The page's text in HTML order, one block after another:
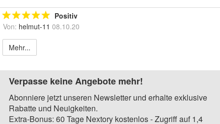
Positiv
Von: helmut-11 08.10.20
Mehr...
Verpasse keine Angebote mehr!
Abonniere jetzt unseren Newsletter und erhalte exklusive
Rabatte und Neuigkeiten.
Extra-Bonus: 60 Tage Nextory kostenlos - Zugriff auf 1,4